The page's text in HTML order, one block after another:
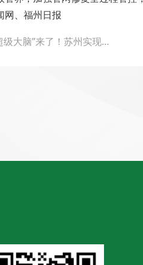
网、福州日报
上一篇: 环保“超级大脑”来了！苏州实现生态环境保护治理“一张图”